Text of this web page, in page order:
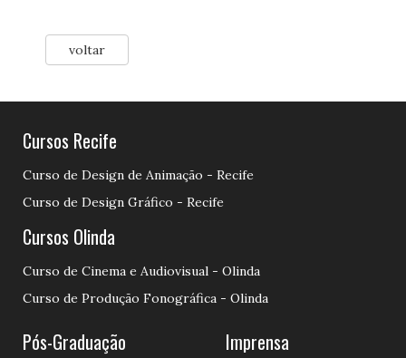
voltar
Cursos Recife
Curso de Design de Animação - Recife
Curso de Design Gráfico - Recife
Cursos Olinda
Curso de Cinema e Audiovisual - Olinda
Curso de Produção Fonográfica - Olinda
Pós-Graduação Imprensa